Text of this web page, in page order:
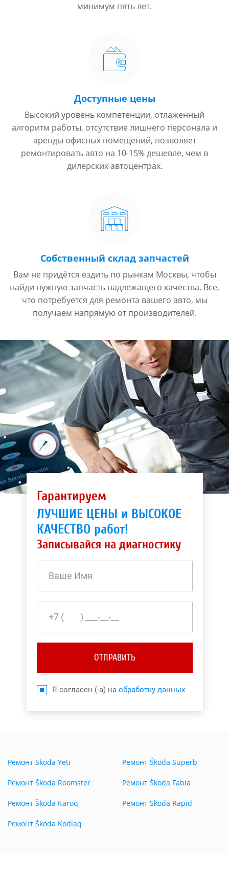
минимум пять лет.
Доступные цены
Высокий уровень компетенции, отлаженный
алгоритм работы, отсутствие лишнего персонала и
аренды офисных помещений, позволяет
ремонтировать авто на 10-15% дешевле, чем в
дилерских автоцентрах.
Собственный склад запчастей
Вам не придётся ездить по рынкам Москвы, чтобы
найди нужную запчасть надлежащего качества. Все,
что потребуется для ремонта вашего авто, мы
получаем напрямую от производителей.
Гарантируем
ЛУЧШИЕ ЦЕНЫ и ВЫСОКОЕ
КАЧЕСТВО работ!
Записывайся на диагностику
ОТПРАВИТЬ
Я согласен (-а) на обработку данных
Ремонт Skoda Yeti
Ремонт Škoda Roomster
Ремонт Škoda Karoq
Ремонт Škoda Kodiaq
Ремонт Škoda Superb
Ремонт Škoda Fabia
Ремонт Skoda Rapid